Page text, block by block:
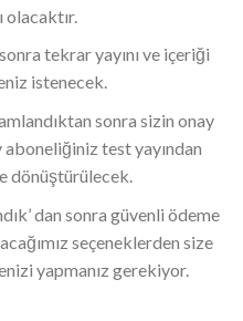
olacaktır.
tekrar yayını ve içeriği
istenecek.
sonra sizin onay
test yayından
dönüştürülecek.
dan sonra güvenli ödeme
seçeneklerden size
yapmanız gerekiyor.